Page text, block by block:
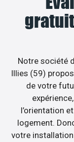
Notre société
Illies (59)
de votre
l’orientation
logement.
votre